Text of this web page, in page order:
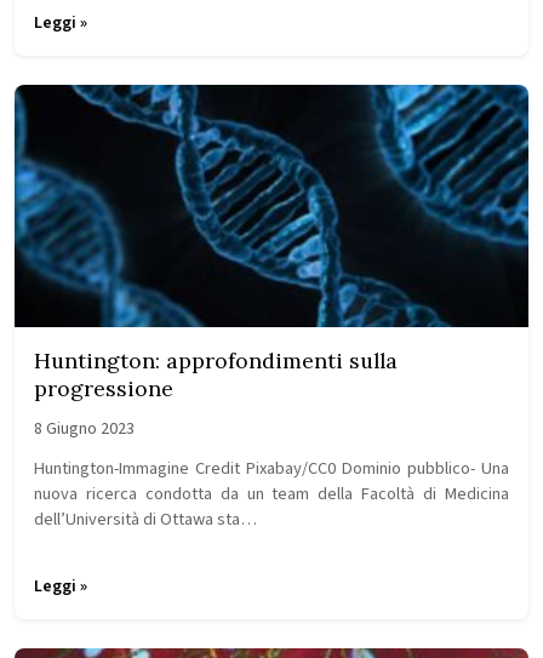
Leggi »
Huntington: approfondimenti sulla
progressione
8 Giugno 2023
Huntington-Immagine Credit Pixabay/CC0 Dominio pubblico- Una
nuova ricerca condotta da un team della Facoltà di Medicina
dell’Università di Ottawa sta…
Leggi »